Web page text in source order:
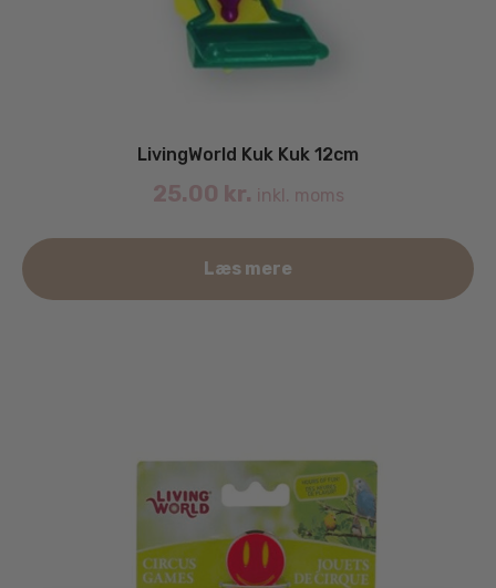
LivingWorld Kuk Kuk 12cm
25.00 kr. inkl. moms
Læs mere